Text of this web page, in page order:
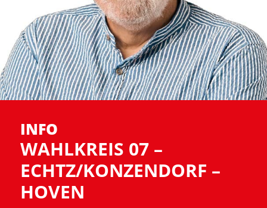
INFO
WAHLKREIS 07 –
ECHTZ/KONZENDORF –
HOVEN